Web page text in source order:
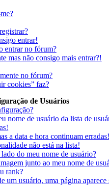
entrar!
entrar no fórum?
mas não consigo mais entrar?!
no fórum?
cookies” faz?
de Usuários
nome de usuário da lista de
a data e hora continuam erradas!
não está na lista!
do meu nome de usuário?
junto ao meu nome de
rank?
um usuário, uma página